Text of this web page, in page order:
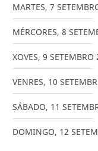
MARTES, 7
MÉRCORES, 8
XOVES, 9 SETEMBRO
VENRES, 10
SÁBADO, 11
DOMINGO, 12